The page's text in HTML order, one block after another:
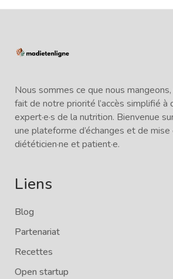
Nous sommes ce que nous
fait de notre priorité l’accès simplifié à
expert·e·s de la nutrition. Bienvenue
une plateforme d’échanges et de
diététicien·ne et patient·e.
Liens
Blog
Partenariat
Recettes
Open startup